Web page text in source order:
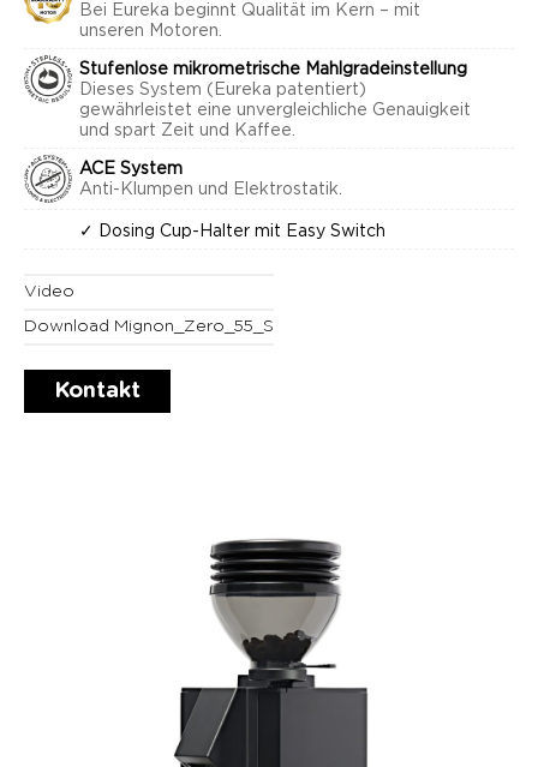
Bei Eureka beginnt Qualität im Kern – mit
unseren Motoren.
Stufenlose mikrometrische Mahlgradeinstellung
Dieses System (Eureka patentiert)
gewährleistet eine unvergleichliche Genauigkeit
und spart Zeit und Kaffee.
ACE System
Anti-Klumpen und Elektrostatik.
✓ Dosing Cup-Halter mit Easy Switch
Video
Download Mignon_Zero_55_S
Kontakt